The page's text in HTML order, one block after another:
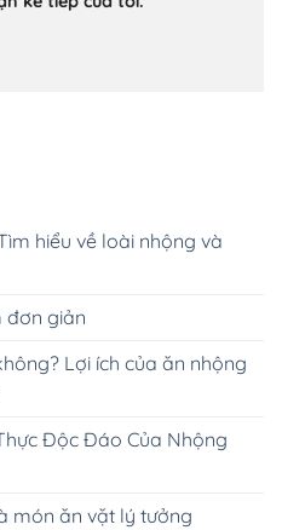
hiểu về loài nhộng và
đơn giản
Lợi ích của ăn nhộng
Độc Đáo Của Nhộng
món ăn vặt lý tưởng